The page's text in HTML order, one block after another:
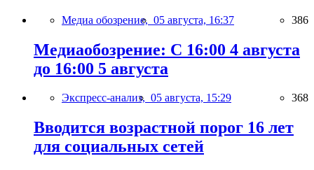
Медиа обозрение, 05 августа, 16:37 386
Медиаобозрение: С 16:00 4 августа
до 16:00 5 августа
Экспресс-анализ, 05 августа, 15:29 368
Вводится возрастной порог 16 лет
для социальных сетей